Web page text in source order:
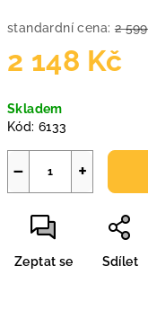
standardní cena: 2
2 148 Kč
cena:
Skladem
Kód: 6133
+
−
Zeptat se Sdílet